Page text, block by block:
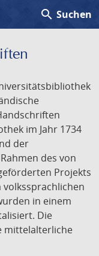
search Suchen
im Jahr 1734
der
des von
Projekts
in einem
Die
mittelalterliche